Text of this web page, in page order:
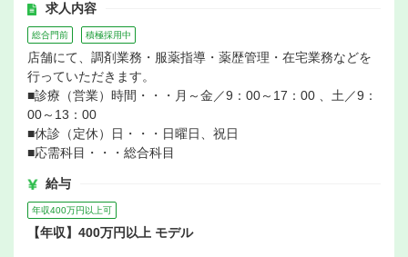
求人内容
総合門前 積極採用中
店舗にて、調剤業務・服薬指導・薬歴管理・在宅業務などを
行っていただきます。
■診療（営業）時間・・・月～金／9：00～17：00 、土／9：
00～13：00
■休診（定休）日・・・日曜日、祝日
■応需科目・・・総合科目
給与
年収400万円以上可
【年収】400万円以上 モデル